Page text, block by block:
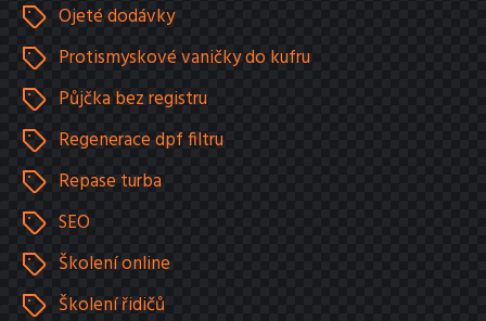
Ojeté dodávky
Protismyskové vaničky do kufru
Půjčka bez registru
Regenerace dpf filtru
Repase turba
SEO
Školení online
Školení řidičů